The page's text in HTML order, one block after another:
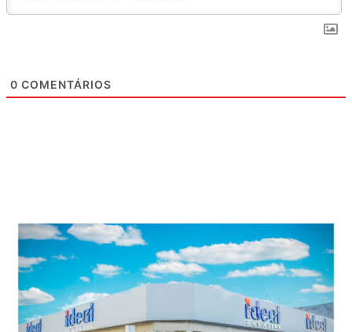
0 COMENTÁRIOS